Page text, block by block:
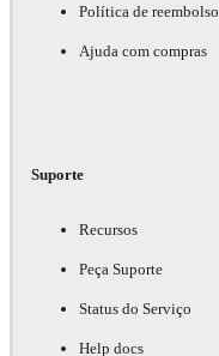
Política de reembolso
Ajuda com compras
Suporte
Recursos
Peça Suporte
Status do Serviço
Help docs